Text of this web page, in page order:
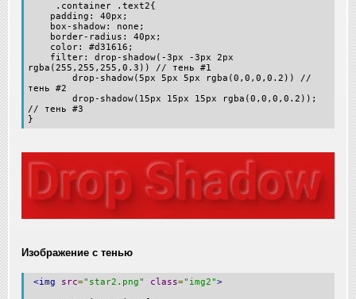
.container .text2{
padding: 40px;
box-shadow: none;
border-radius: 40px;
color: #d31616;
filter: drop-shadow(-3px -3px 2px
rgba(255,255,255,0.3)) // тень #1
drop-shadow(5px 5px 5px rgba(0,0,0,0.2)) //
тень #2
drop-shadow(15px 15px 15px rgba(0,0,0,0.2));
// тень #3
}
Изображение с тенью
<img src="star2.png" class="img2">